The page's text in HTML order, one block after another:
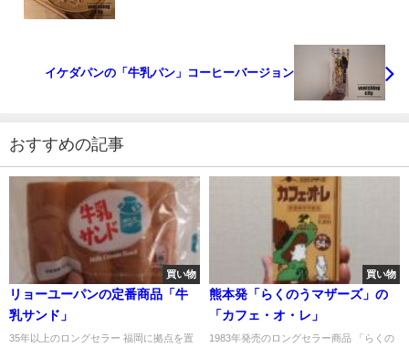
イケダパンの「牛乳パン」コーヒーバージョン
おすすめの記事
買い物
リョーユーパンの定番商品「牛
乳サンド」
35年以上のロングセラー 福岡に拠点を置
買い物
熊本発「らくのうマザーズ」の
「カフェ・オ・レ」
1983年発売のロングセラー商品 「らくの